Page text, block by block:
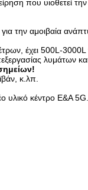
που υιοθετεί την
την αμοιβαία
έχει 500L-
λυμάτων
κ.λπ.
υλικό κέντρο Ε&Α